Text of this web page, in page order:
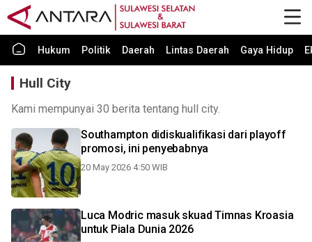
Hukum Politik Daerah Lintas Daerah Gaya Hidup
Hull City
Kami mempunyai 30 berita tentang hull city.
Southampton didiskualifikasi dari playoff
promosi, ini penyebabnya
20 May 2026 4:50 WIB
Luca Modric masuk skuad Timnas Kroasia
untuk Piala Dunia 2026